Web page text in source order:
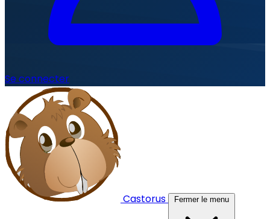
Se connecter
Castorus Fermer le menu